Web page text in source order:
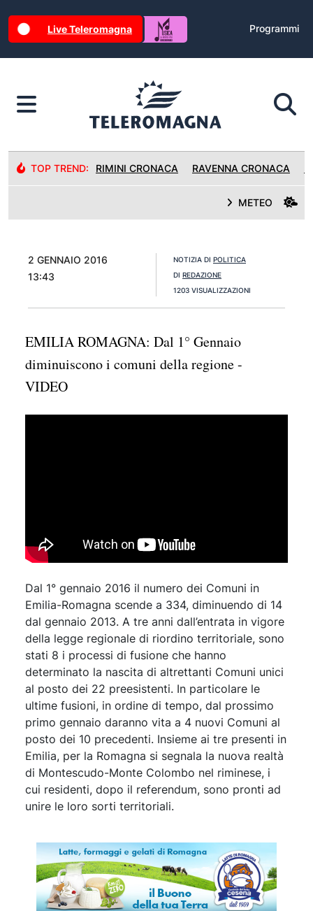
Live Teleromagna Programmi
TOP TREND: RIMINI CRONACA RAVENNA CRONACA
METEO
2 GENNAIO 2016
13:43
NOTIZIA DI POLITICA
DI REDAZIONE
1203 VISUALIZZAZIONI
EMILIA ROMAGNA: Dal 1° Gennaio
diminuiscono i comuni della regione -
VIDEO
Dal 1° gennaio 2016 il numero dei Comuni in
Emilia-Romagna scende a 334, diminuendo di 14
dal gennaio 2013. A tre anni dall’entrata in vigore
della legge regionale di riordino territoriale, sono
stati 8 i processi di fusione che hanno
determinato la nascita di altrettanti Comuni unici
al posto dei 22 preesistenti. In particolare le
ultime fusioni, in ordine di tempo, dal prossimo
primo gennaio daranno vita a 4 nuovi Comuni al
posto dei 10 precedenti. Insieme ai tre presenti in
Emilia, per la Romagna si segnala la nuova realtà
di Montescudo-Monte Colombo nel riminese, i
cui residenti, dopo il referendum, sono pronti ad
unire le loro sorti territoriali.